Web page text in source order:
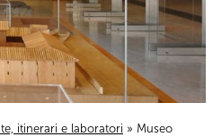
itinerari e laboratori » Museo